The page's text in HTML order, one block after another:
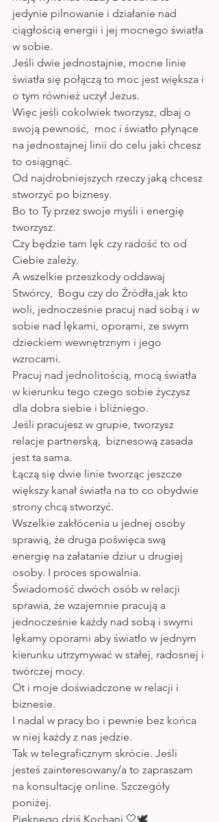
jedynie pilnowanie i działanie nad
ciągłością energii i jej mocnego światła
w sobie.
Jeśli dwie jednostajnie, mocne linie
światła się połączą to moc jest większa i
o tym również uczył Jezus.
Więc jeśli cokolwiek tworzysz, dbaj o
swoją pewność,  moc i światło płynące
na jednostajnej linii do celu jaki chcesz
to osiągnąć.
Od najdrobniejszych rzeczy jaką chcesz
stworzyć po biznesy.
Bo to Ty przez swoje myśli i energię
tworzysz.
Czy będzie tam lęk czy radość to od
Ciebie zależy.
A wszelkie przeszkody oddawaj
Stwórcy,  Bogu czy do Źródła,jak kto
woli, jednocześnie pracuj nad sobą i w
sobie nad lękami, oporami, ze swym
dzieckiem wewnętrznym i jego
wzrocami.
Pracuj nad jednolitością, mocą światła
w kierunku tego czego sobie życzysz
dla dobra siebie i bliźniego.
Jeśli pracujesz w grupie, tworzysz
relacje partnerską,  biznesową zasada
jest ta sama.
Łączą się dwie linie tworząc jeszcze
większy kanał światła na to co obydwie
strony chcą stworzyć.
Wszelkie zakłócenia u jednej osoby
sprawią, że druga poświęca swą
energię na załatanie dziur u drugiej
osoby. I proces spowalnia.
Świadomość dwóch osób w relacji
sprawia, że wzajemnie pracują a
jednocześnie każdy nad sobą i swymi
lękamy oporami aby światło w jednym
kierunku utrzymywać w stałej, radosnej i
twórczej mocy.
Ot i moje doświadczone w relacji i
biznesie.
I nadal w pracy bo i pewnie bez końca
w niej każdy z nas jedzie.
Tak w telegraficznym skrócie. Jeśli
jesteś zainteresowany/a to zapraszam
na konsultację online. Szczegóły
poniżej.
Pięknego dziś Kochani 🤍🕊